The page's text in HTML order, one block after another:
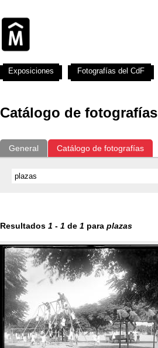
Catálogo de fotografías
General Catálogo de fotografías
Resultados 1 - 1 de 1 para plazas
Exposiciones Fotografías del CdF